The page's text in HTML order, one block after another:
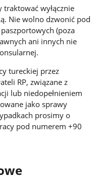
traktować wyłącznie
Nie wolno dzwonić pod
(poza
ani innych nie
tureckiej przez
RP, związane z
lub niedopełnieniem
jako sprawy
prosimy o
pod numerem +90